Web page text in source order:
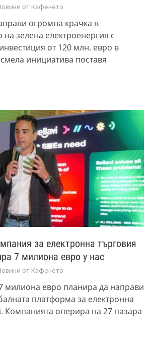
от Кафенето
огромна крачка в
на зелена електроенергия с
от 120 млн. евро в
инициатива поставя
за електронна търговия
7 милиона евро у нас
от Кафенето
милиона евро планира да направи
платформа за електронна
Компанията оперира на 27 пазара